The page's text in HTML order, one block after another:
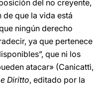
del no creyente,
que la vida está
ningún derecho
ya que pertenece
que ni los
atacar» (Canicattì,
Diritto, editado por la